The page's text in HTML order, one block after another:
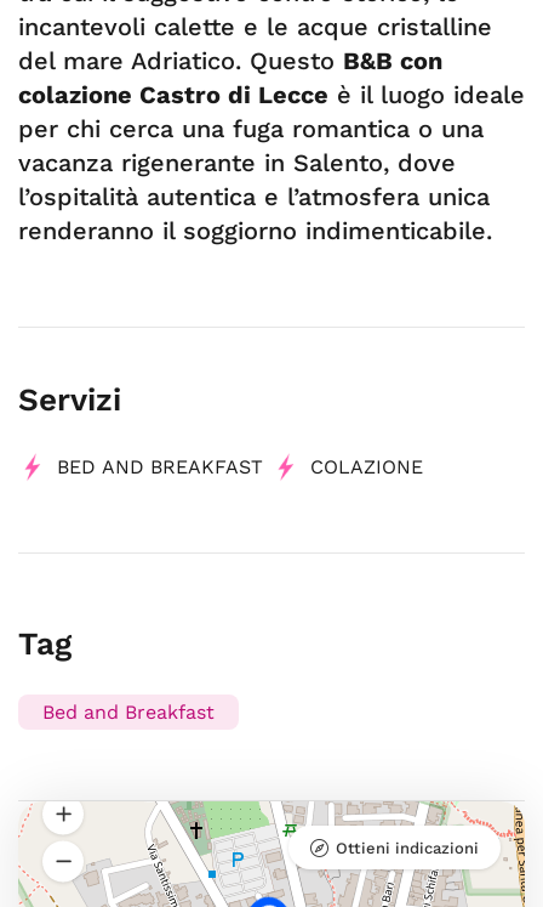
incantevoli calette e le acque cristalline
del mare Adriatico. Questo B&B con
colazione Castro di Lecce è il luogo ideale
per chi cerca una fuga romantica o una
vacanza rigenerante in Salento, dove
l’ospitalità autentica e l’atmosfera unica
renderanno il soggiorno indimenticabile.
Servizi
BED AND BREAKFAST COLAZIONE
Tag
Bed and Breakfast
Ottieni indicazioni